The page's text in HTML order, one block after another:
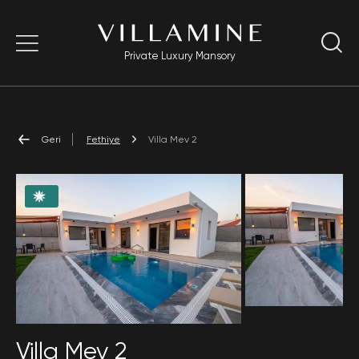
Private Luxury Mansory
Geri Fethiye Villa Mev 2
Villa Mev 2